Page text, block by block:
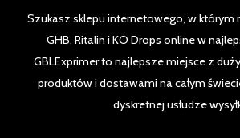
Szukasz sklepu internetowego, w którym
GHB, Ritalin i KO Drops online w
GBLExprimer to najlepsze miejsce z
produktów i dostawami na całym
dyskretnej usłudze